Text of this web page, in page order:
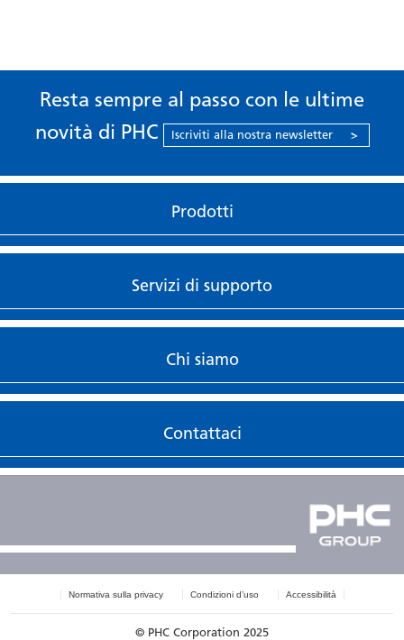
Resta sempre al passo con le ultime
novità di PHC
Iscriviti alla nostra newsletter >
Prodotti
Servizi di supporto
Chi siamo
Contattaci
Normativa sulla privacy Condizioni d’uso Accessibilità
© PHC Corporation 2025